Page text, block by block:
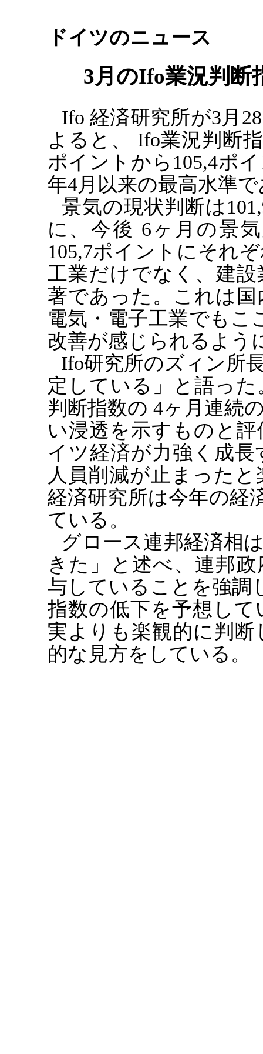
ドイツのニュース
3月のIfo業況判断
Ifo 経済研究所が3月
よると、
Ifo業況判断
ポイントから105,4ポ
年4月以来の最高水準
景気の現状判断は
に、今後 6ヶ月の景
105,7ポイントにそれ
工業だけでなく、建
著であった。これは
電気・電子工業でもこ
改善が感じられるよう
Ifo研究所のズィン所
定している」と語っ
判断指数の 4ヶ月連続
い浸透を示すものと
イツ経済が力強く成
人員削減が止まった
経済研究所は今年の経
ている。
グロース連邦経済相
きた」と述べ、連邦
与していることを強調
指数の低下を予想し
実よりも楽観的に判
的な見方をしている。